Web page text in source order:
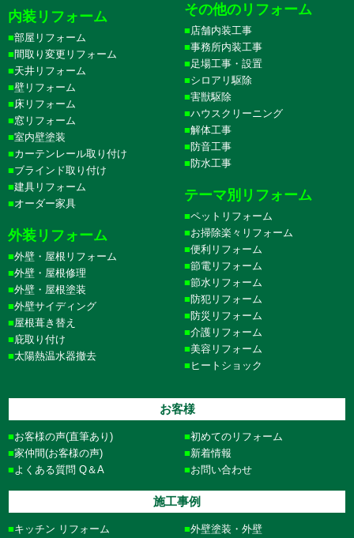
内装リフォーム
部屋リフォーム
間取り変更リフォーム
天井リフォーム
壁リフォーム
床リフォーム
窓リフォーム
室内壁塗装
カーテンレール取り付け
ブラインド取り付け
建具リフォーム
オーダー家具
外装リフォーム
外壁・屋根リフォーム
外壁・屋根修理
外壁・屋根塗装
外壁サイディング
屋根葺き替え
庇取り付け
太陽熱温水器撤去
その他のリフォーム
店舗内装工事
事務所内装工事
足場工事・設置
シロアリ駆除
害獣駆除
ハウスクリーニング
解体工事
防音工事
防水工事
テーマ別リフォーム
ペットリフォーム
お掃除楽々リフォーム
便利リフォーム
節電リフォーム
節水リフォーム
防犯リフォーム
防災リフォーム
介護リフォーム
美容リフォーム
ヒートショック
お客様
お客様の声(直筆あり)
家仲間(お客様の声)
よくある質問 Q＆A
初めてのリフォーム
新着情報
お問い合わせ
施工事例
キッチン リフォーム
外壁塗装・外壁